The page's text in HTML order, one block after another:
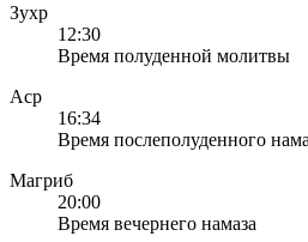
Зухр
12:30
Время полуденной молитвы
Аср
16:34
Время послеполуденного
Магриб
20:00
Время вечернего намаза